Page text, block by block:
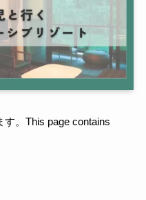
。This page contains